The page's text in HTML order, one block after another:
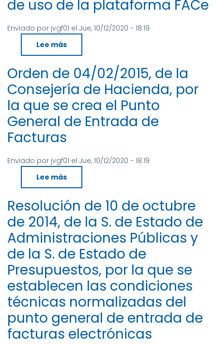
de uso de la plataforma FACe
Enviado por jvgf01 el Jue, 10/12/2020 - 18:19
Lee más
de
de
junio
de
2014,
la
Secretaría
de
Estado
la
que
las
de
uso
de
la
plataforma
FACe
Orden de 04/02/2015, de la
Consejería de Hacienda, por
la que se crea el Punto
General de Entrada de
Facturas
Enviado por jvgf01 el Jue, 10/12/2020 - 18:19
Lee más
de
04/02/2015,
de
la
Consejería
de
Hacienda,
por
la
que
se
crea
el
Punto
General
de
Entrada
de
Facturas
Resolución de 10 de octubre
de 2014, de la S. de Estado de
Administraciones Públicas y
de la S. de Estado de
Presupuestos, por la que se
establecen las condiciones
técnicas normalizadas del
punto general de entrada de
facturas electrónicas